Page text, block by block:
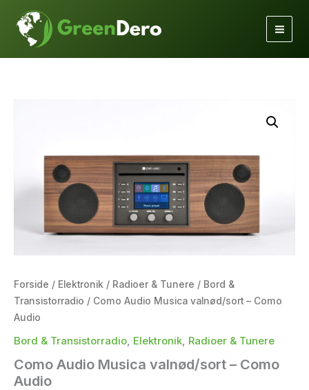
indholdet
Forside / Elektronik / Radioer & Tunere / Bord &
Transistorradio / Como Audio Musica valnød/sort – Como
Audio
Bord & Transistorradio Elektronik Radioer & Tunere
Como Audio Musica valnød/sort – Como
Audio